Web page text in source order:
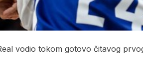
vodio tokom gotovo čitavog